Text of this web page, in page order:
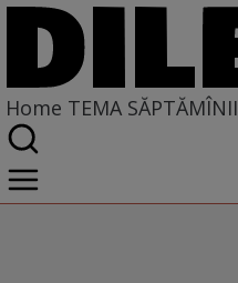
Home TEMA SĂPTĂMÎNII